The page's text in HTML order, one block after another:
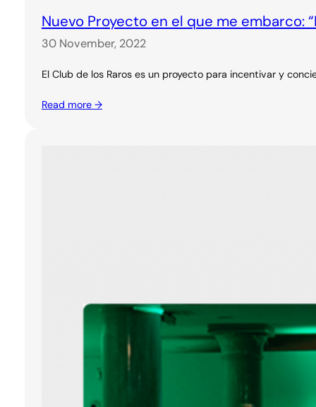
Nuevo Proyecto en el que me embarco:
30 November, 2022
El Club de los Raros es un proyecto para incentivar y
Read more →